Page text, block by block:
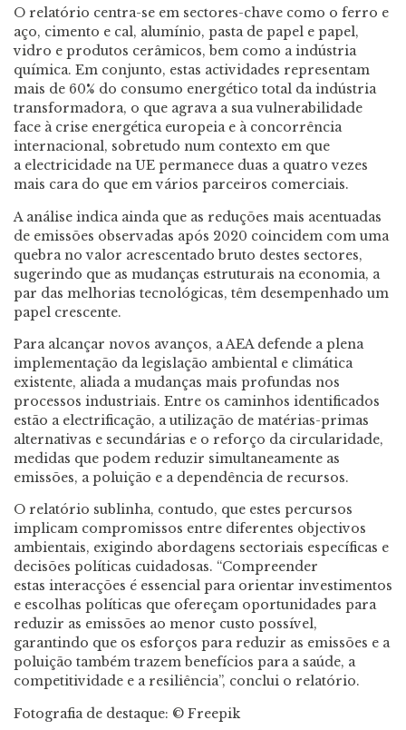
O relatório centra-se em sectores-chave como o ferro e
aço, cimento e cal, alumínio, pasta de papel e papel,
vidro e produtos cerâmicos, bem como a indústria
química. Em conjunto, estas actividades representam
mais de 60% do consumo energético total da indústria
transformadora, o que agrava a sua vulnerabilidade
face à crise energética europeia e à concorrência
internacional, sobretudo num contexto em que
a electricidade na UE permanece duas a quatro vezes
mais cara do que em vários parceiros comerciais.
A análise indica ainda que as reduções mais acentuadas
de emissões observadas após 2020 coincidem com uma
quebra no valor acrescentado bruto destes sectores,
sugerindo que as mudanças estruturais na economia, a
par das melhorias tecnológicas, têm desempenhado um
papel crescente.
Para alcançar novos avanços, a AEA defende a plena
implementação da legislação ambiental e climática
existente, aliada a mudanças mais profundas nos
processos industriais. Entre os caminhos identificados
estão a electrificação, a utilização de matérias-primas
alternativas e secundárias e o reforço da circularidade,
medidas que podem reduzir simultaneamente as
emissões, a poluição e a dependência de recursos.
O relatório sublinha, contudo, que estes percursos
implicam compromissos entre diferentes objectivos
ambientais, exigindo abordagens sectoriais específicas e
decisões políticas cuidadosas. “Compreender
estas interacções é essencial para orientar investimentos
e escolhas políticas que ofereçam oportunidades para
reduzir as emissões ao menor custo possível,
garantindo que os esforços para reduzir as emissões e a
poluição também trazem benefícios para a saúde, a
competitividade e a resiliência”, conclui o relatório.
Fotografia de destaque: © Freepik